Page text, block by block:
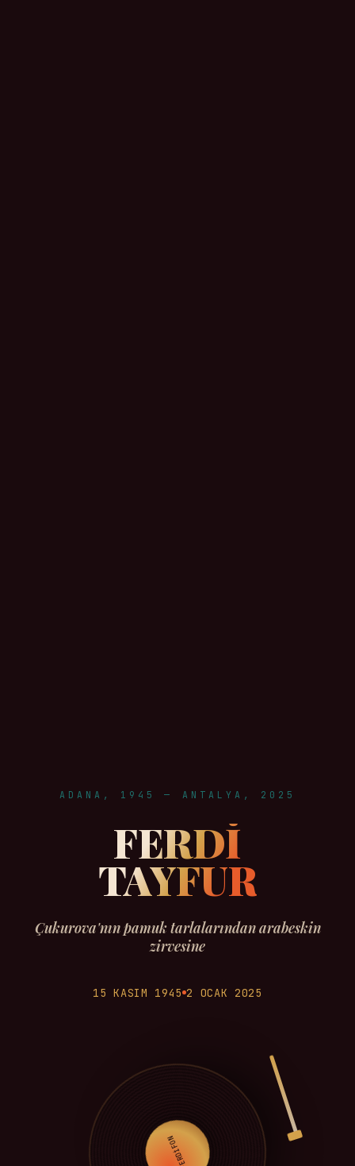
ADANA, 1945 — ANTALYA, 2025
FERDİ
TAYFUR
Çukurova'nın pamuk tarlalarından arabeskin
zirvesine
15 KASIM 1945 2 OCAK 2025